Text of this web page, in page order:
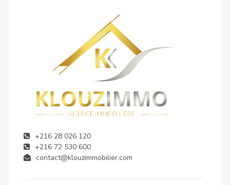
+216 28 026 120
+216 72 530 600
contact@klouzimmobilier.com